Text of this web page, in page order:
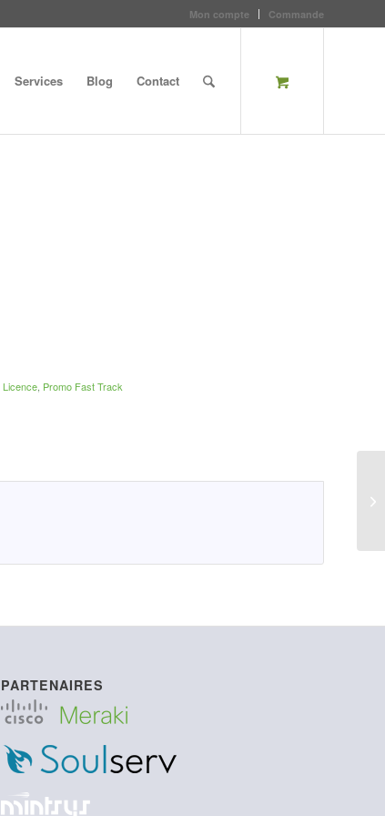
Mon compte Commande
Services Blog Contact
Licence Promo Fast Track
PARTENAIRES